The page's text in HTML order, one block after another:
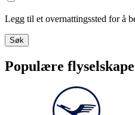
Legg til et overnattingssted for å
Søk
Populære